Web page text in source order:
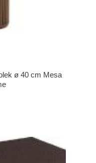
ø 40 cm Mesa